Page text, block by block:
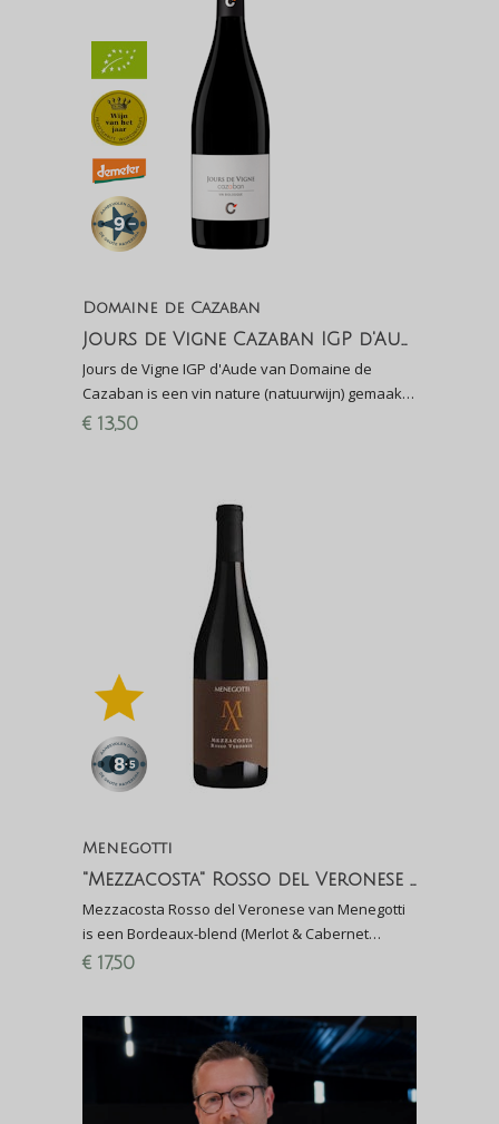
Domaine de Cazaban
Jours de Vigne Cazaban IGP d'Aude
Jours de Vigne IGP d'Aude van Domaine de
Cazaban is een vin nature (natuurwijn) gemaakt
van Carignan en Grenache. Biodynamisch
€ 13,50
Menegotti
"Mezzacosta" Rosso del Veronese IGT
Mezzacosta Rosso del Veronese van Menegotti
is een Bordeaux-blend (Merlot & Cabernet
Sauvignon) uit de regio Verona met decente
€ 17,50